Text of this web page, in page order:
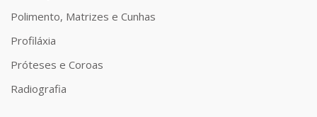
Polimento, Matrizes e Cunhas
Profiláxia
Próteses e Coroas
Radiografia